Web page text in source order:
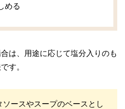
める
は、用途に応じて塩分入りのも
す。
ースやスープのベースとし